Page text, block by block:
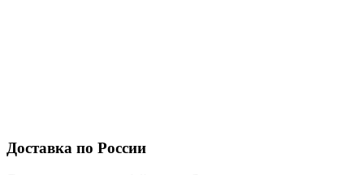
Доставка по России